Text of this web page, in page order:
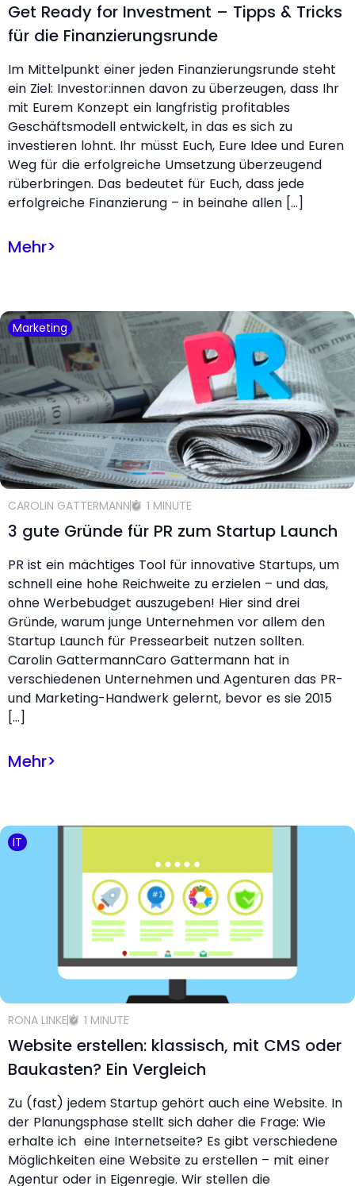
Get Ready for Investment – Tipps & Tricks
für die Finanzierungsrunde
Im Mittelpunkt einer jeden Finanzierungsrunde steht
ein Ziel: Investor:innen davon zu überzeugen, dass Ihr
mit Eurem Konzept ein langfristig profitables
Geschäftsmodell entwickelt, in das es sich zu
investieren lohnt. Ihr müsst Euch, Eure Idee und Euren
Weg für die erfolgreiche Umsetzung überzeugend
rüberbringen. Das bedeutet für Euch, dass jede
erfolgreiche Finanzierung – in beinahe allen […]
Mehr>
Marketing
CAROLIN GATTERMANN 1 MINUTE
3 gute Gründe für PR zum Startup Launch
PR ist ein mächtiges Tool für innovative Startups, um
schnell eine hohe Reichweite zu erzielen – und das,
ohne Werbebudget auszugeben! Hier sind drei
Gründe, warum junge Unternehmen vor allem den
Startup Launch für Pressearbeit nutzen sollten.
Carolin GattermannCaro Gattermann hat in
verschiedenen Unternehmen und Agenturen das PR-
und Marketing-Handwerk gelernt, bevor es sie 2015
[…]
Mehr>
IT
RONA LINKE 1 MINUTE
Website erstellen: klassisch, mit CMS oder
Baukasten? Ein Vergleich
Zu (fast) jedem Startup gehört auch eine Website. In
der Planungsphase stellt sich daher die Frage: Wie
erhalte ich eine Internetseite? Es gibt verschiedene
Möglichkeiten eine Website zu erstellen – mit einer
Agentur oder in Eigenregie. Wir stellen die